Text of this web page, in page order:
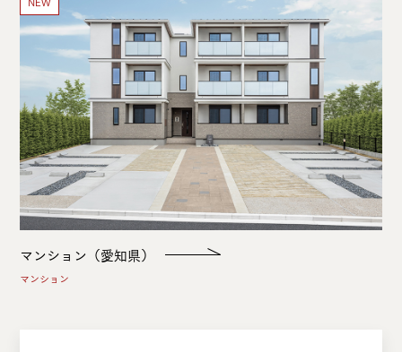
マンション（愛知県）
マンション